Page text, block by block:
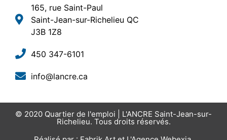
165, rue Saint-Paul
Saint-Jean-sur-Richelieu QC
J3B 1Z8
450 347-6101
info@lancre.ca
© 2020 Quartier de l'emploi | L'ANCRE Saint-Jean-sur-
Richelieu. Tous droits réservés.